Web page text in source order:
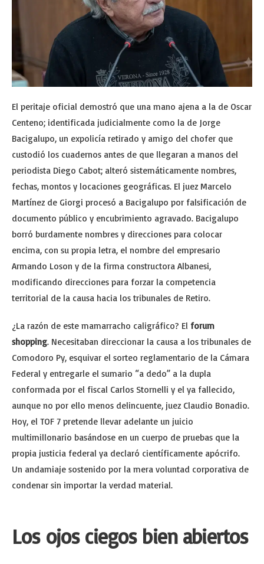
El peritaje oficial demostró que una mano ajena a la de Oscar
Centeno; identificada judicialmente como la de Jorge
Bacigalupo, un expolicía retirado y amigo del chofer que
custodió los cuadernos antes de que llegaran a manos del
periodista Diego Cabot; alteró sistemáticamente nombres,
fechas, montos y locaciones geográficas. El juez Marcelo
Martínez de Giorgi procesó a Bacigalupo por falsificación de
documento público y encubrimiento agravado. Bacigalupo
borró burdamente nombres y direcciones para colocar
encima, con su propia letra, el nombre del empresario
Armando Loson y de la firma constructora Albanesi,
modificando direcciones para forzar la competencia
territorial de la causa hacia los tribunales de Retiro.
¿La razón de este mamarracho caligráfico? El forum
shopping. Necesitaban direccionar la causa a los tribunales de
Comodoro Py, esquivar el sorteo reglamentario de la Cámara
Federal y entregarle el sumario “a dedo” a la dupla
conformada por el fiscal Carlos Stornelli y el ya fallecido,
aunque no por ello menos delincuente, juez Claudio Bonadio.
Hoy, el TOF 7 pretende llevar adelante un juicio
multimillonario basándose en un cuerpo de pruebas que la
propia justicia federal ya declaró científicamente apócrifo.
Un andamiaje sostenido por la mera voluntad corporativa de
condenar sin importar la verdad material.
Los ojos ciegos bien abiertos